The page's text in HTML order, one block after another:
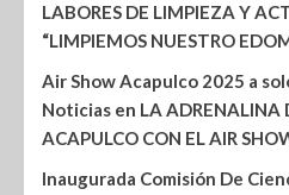
LABORES DE LIMPIEZA Y
“LIMPIEMOS NUESTRO
Air Show Acapulco 2025 a
Noticias en LA ADRENALINA
ACAPULCO CON EL AIR
Inaugurada Comisión De